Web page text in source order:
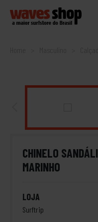
Home
CHINELO
MARINHO
LOJA
Surftrip